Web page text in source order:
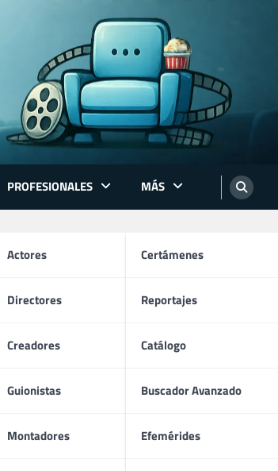
PROFESIONALES
Actores
Directores
Creadores
Guionistas
Montadores
MÁS
Certámenes
Reportajes
Catálogo
Buscador Avanzado
Efemérides
Winslet